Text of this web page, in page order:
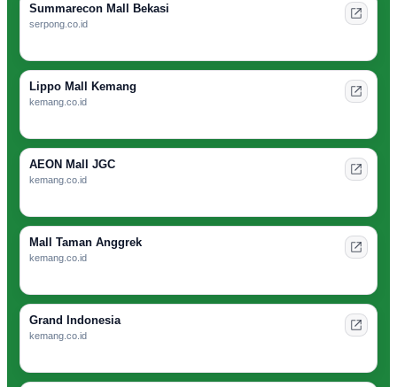
Summarecon Mall Bekasi
serpong.co.id
Lippo Mall Kemang
kemang.co.id
AEON Mall JGC
kemang.co.id
Mall Taman Anggrek
kemang.co.id
Grand Indonesia
kemang.co.id